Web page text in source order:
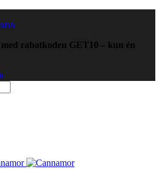
rabatkoden GET10 – kun én